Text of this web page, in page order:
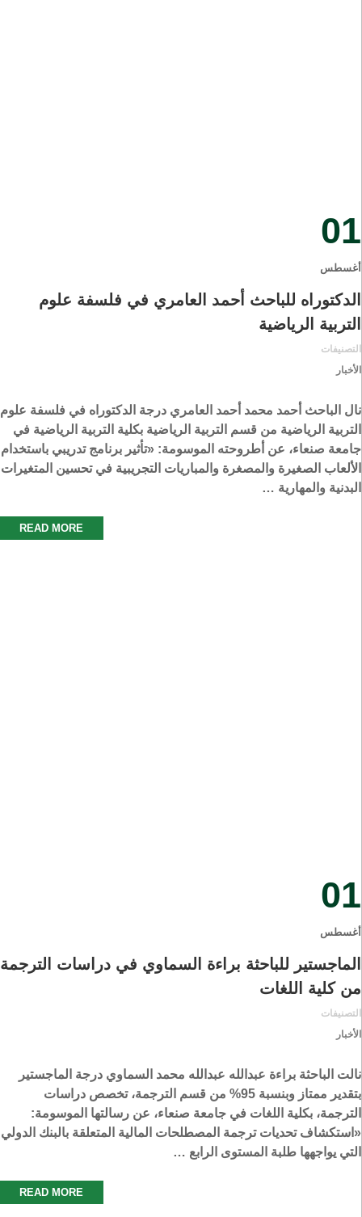
01
أغسطس
الدكتوراه للباحث أحمد العامري في فلسفة علوم
التربية الرياضية
التصنيفات
الأخبار
نال الباحث أحمد محمد أحمد العامري درجة الدكتوراه في فلسفة علوم
التربية الرياضية من قسم التربية الرياضية بكلية التربية الرياضية في
جامعة صنعاء، عن أطروحته الموسومة: «تأثير برنامج تدريبي باستخدام
الألعاب الصغيرة والمصغرة والمباريات التجريبية في تحسين المتغيرات
البدنية والمهارية …
READ MORE
01
أغسطس
الماجستير للباحثة براءة السماوي في دراسات الترجمة
من كلية اللغات
التصنيفات
الأخبار
نالت الباحثة براءة عبدالله عبدالله محمد السماوي درجة الماجستير
بتقدير ممتاز وبنسبة 95% من قسم الترجمة، تخصص دراسات
الترجمة، بكلية اللغات في جامعة صنعاء، عن رسالتها الموسومة:
«استكشاف تحديات ترجمة المصطلحات المالية المتعلقة بالبنك الدولي
التي يواجهها طلبة المستوى الرابع …
READ MORE